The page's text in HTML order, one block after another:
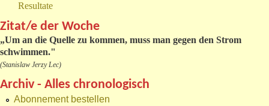
Resultate
Zitat/e der Woche
„Um an die Quelle zu kommen, muss man gegen den Strom
schwimmen."
(Stanislaw Jerzy Lec)
Archiv - Alles chronologisch
Abonnement bestellen